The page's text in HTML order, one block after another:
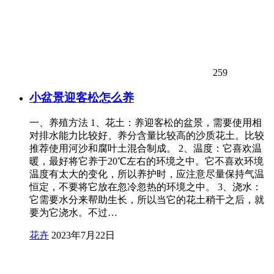
259
小盆景迎客松怎么养
一、养殖方法 1、花土：养迎客松的盆景，需要使用相
对排水能力比较好、养分含量比较高的沙质花土。比较
推荐使用河沙和腐叶土混合制成。 2、温度：它喜欢温
暖，最好将它养于20℃左右的环境之中。它不喜欢环境
温度有太大的变化，所以养护时，应注意尽量保持气温
恒定，不要将它放在忽冷忽热的环境之中。 3、浇水：
它需要水分来帮助生长，所以当它的花土稍干之后，就
要为它浇水。不过…
花卉 2023年7月22日